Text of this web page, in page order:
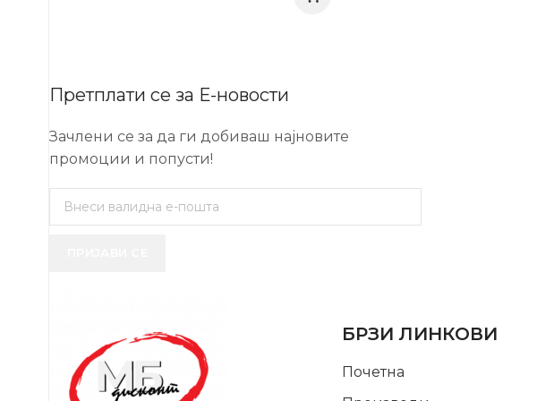
Претплати се за Е-новости
Зачлени се за да ги добиваш најновите
промоции и попусти!
БРЗИ ЛИНКОВИ
Почетна